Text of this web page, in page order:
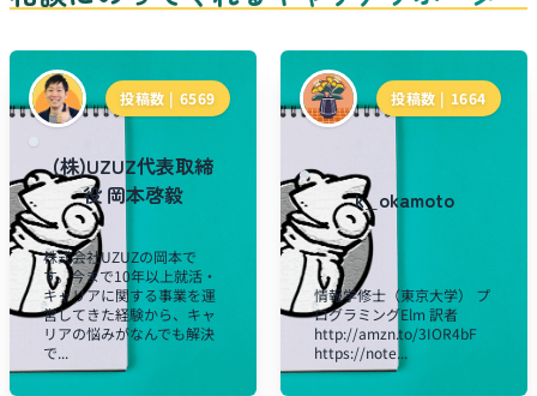
投稿数 | 6569
(株)UZUZ代表取締
役 岡本啓毅
株式会社UZUZの岡本で
す。今まで10年以上就活・
キャリアに関する事業を運
営してきた経験から、キャ
リアの悩みがなんでも解決
で...
投稿数 | 1664
k_okamoto
情報学修士（東京大学） プ
ログラミングElm 訳者
http://amzn.to/3IOR4bF
https://note...